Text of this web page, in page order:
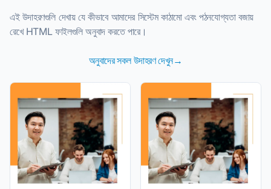
এই উদাহরণগুলি দেখায় যে কীভাবে আমাদের সিস্টেম কাঠামো এবং পঠনযোগ্যতা বজায়
রেখে HTML ফাইলগুলি অনুবাদ করতে পারে।
অনুবাদের সকল উদাহরণ দেখুন→